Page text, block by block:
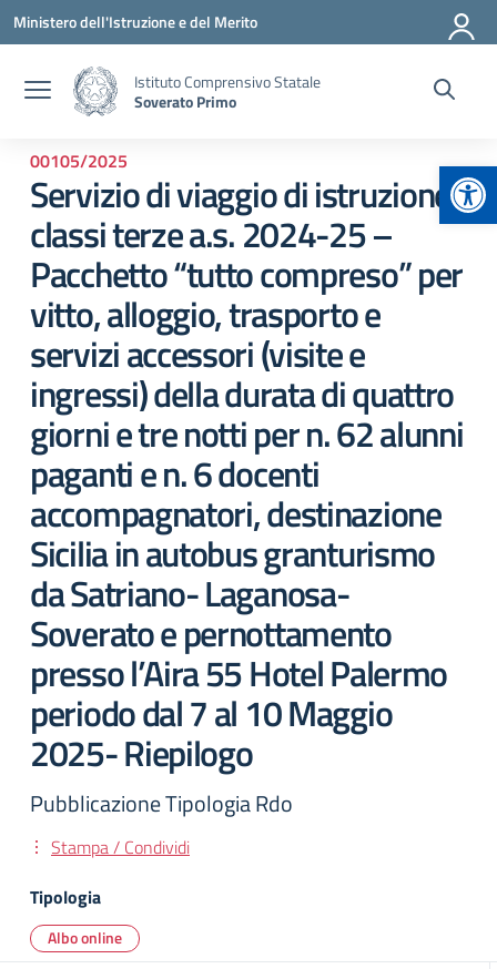
Vai ai contenuti
Vai al menu di navigazione
Vai al footer
Ministero dell'Istruzione e del Merito
Istituto Comprensivo Statale
Soverato Primo
00105/2025
Servizio di viaggio di istruzione
classi terze a.s. 2024-25 –
Pacchetto “tutto compreso” per
vitto, alloggio, trasporto e
servizi accessori (visite e
ingressi) della durata di quattro
giorni e tre notti per n. 62 alunni
paganti e n. 6 docenti
accompagnatori, destinazione
Sicilia in autobus granturismo
da Satriano- Laganosa-
Soverato e pernottamento
presso l’Aira 55 Hotel Palermo
periodo dal 7 al 10 Maggio
2025- Riepilogo
Pubblicazione Tipologia Rdo
Stampa / Condividi
Tipologia
Albo online